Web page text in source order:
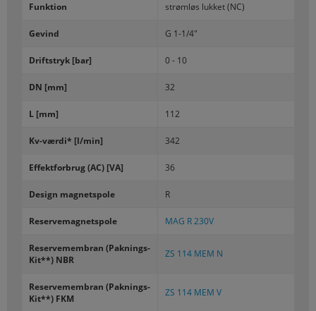
Funk­tion strøm­løs luk­ket (NC)
Ge­vind G 1-1/4"
Drift­s­tryk [bar] 0 - 10
DN [mm] 32
L [mm] 112
Kv-​værdi* [l/min] 342
Ef­fekt­for­brug (AC) [VA] 36
De­sign mag­netspo­le R
Re­ser­ve­mag­netspo­le MAG R 230V
Re­ser­ve­mem­bran (Paknings-​
Kit**) NBR
ZS 114 MEM N
Re­ser­ve­mem­bran (Paknings-​
Kit**) FKM
ZS 114 MEM V